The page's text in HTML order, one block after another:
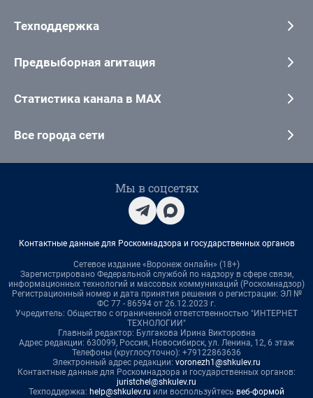
Техподдержка
Предвыборная агитация
Статистика канала в MAX
Все города сети
Мы в соцсетях
Контактные данные для Роскомнадзора и государственных органов
Сетевое издание «Воронеж онлайн» (18+)
Зарегистрировано Федеральной службой по надзору в сфере связи,
информационных технологий и массовых коммуникаций (Роскомнадзор)
Регистрационный номер и дата принятия решения о регистрации: ЭЛ №
ФС 77 - 86594 от 26.12.2023 г.
Учредитель: Общество с ограниченной ответственностью "ИНТЕРНЕТ
ТЕХНОЛОГИИ"
Главный редактор: Булгакова Ирина Викторовна
Адрес редакции: 630099, Россия, Новосибирск, ул. Ленина, 12, 6 этаж
Телефоны (круглосуточно): +79122863636
Электронный адрес редакции: voronezh1@shkulev.ru
Контактные данные для Роскомнадзора и государственных органов:
juristchel@shkulev.ru
Техподдержка: help@shkulev.ru или воспользуйтесь веб-формой